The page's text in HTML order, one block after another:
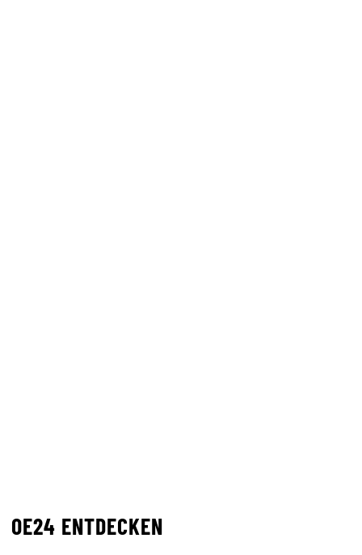
OE24 ENTDECKEN